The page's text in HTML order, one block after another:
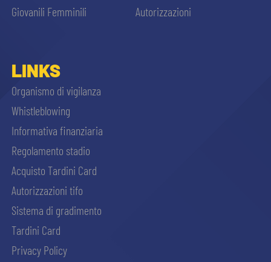
Giovanili Femminili
Autorizzazioni
LINKS
Organismo di vigilanza
Whistleblowing
Informativa finanziaria
Regolamento stadio
Acquisto Tardini Card
Autorizzazioni tifo
Sistema di gradimento
Tardini Card
Privacy Policy